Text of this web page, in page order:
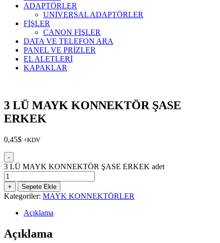
ADAPTÖRLER
UNİVERSAL ADAPTÖRLER
FİŞLER
CANON FİŞLER
DATA VE TELEFON ARA
PANEL VE PRİZLER
EL ALETLERİ
KAPAKLAR
3 LÜ MAYK KONNEKTÖR ŞASE
ERKEK
0,45$ +KDV
-
3 LÜ MAYK KONNEKTÖR ŞASE ERKEK adet
+ Sepete Ekle
Kategoriler: MAYK KONNEKTÖRLER
Açıklama
Açıklama